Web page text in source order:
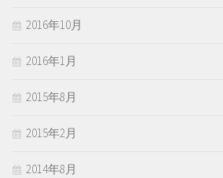
2016年10月
2016年1月
2015年8月
2015年2月
2014年8月